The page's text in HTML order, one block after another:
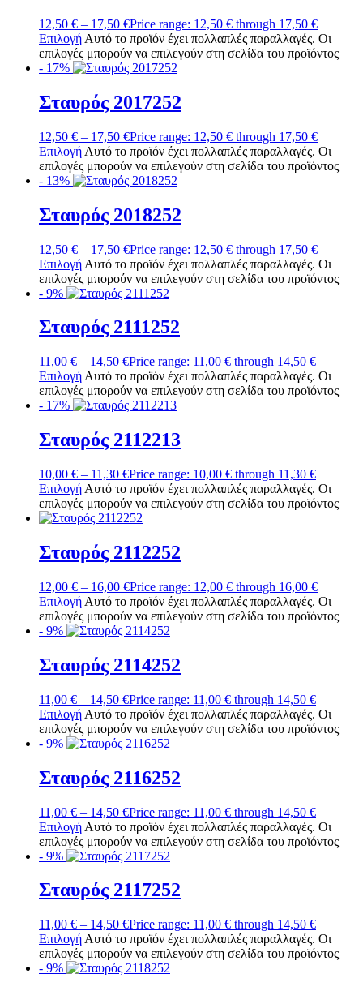
12,50 € – 17,50 €Price range: 12,50 € through 17,50 €
Επιλογή Αυτό το προϊόν έχει πολλαπλές παραλλαγές. Οι
επιλογές μπορούν να επιλεγούν στη σελίδα του προϊόντος
- 17%
Σταυρός 2017252
12,50 € – 17,50 €Price range: 12,50 € through 17,50 €
Επιλογή Αυτό το προϊόν έχει πολλαπλές παραλλαγές. Οι
επιλογές μπορούν να επιλεγούν στη σελίδα του προϊόντος
- 13%
Σταυρός 2018252
12,50 € – 17,50 €Price range: 12,50 € through 17,50 €
Επιλογή Αυτό το προϊόν έχει πολλαπλές παραλλαγές. Οι
επιλογές μπορούν να επιλεγούν στη σελίδα του προϊόντος
- 9%
Σταυρός 2111252
11,00 € – 14,50 €Price range: 11,00 € through 14,50 €
Επιλογή Αυτό το προϊόν έχει πολλαπλές παραλλαγές. Οι
επιλογές μπορούν να επιλεγούν στη σελίδα του προϊόντος
- 17%
Σταυρός 2112213
10,00 € – 11,30 €Price range: 10,00 € through 11,30 €
Επιλογή Αυτό το προϊόν έχει πολλαπλές παραλλαγές. Οι
επιλογές μπορούν να επιλεγούν στη σελίδα του προϊόντος
Σταυρός 2112252
12,00 € – 16,00 €Price range: 12,00 € through 16,00 €
Επιλογή Αυτό το προϊόν έχει πολλαπλές παραλλαγές. Οι
επιλογές μπορούν να επιλεγούν στη σελίδα του προϊόντος
- 9%
Σταυρός 2114252
11,00 € – 14,50 €Price range: 11,00 € through 14,50 €
Επιλογή Αυτό το προϊόν έχει πολλαπλές παραλλαγές. Οι
επιλογές μπορούν να επιλεγούν στη σελίδα του προϊόντος
- 9%
Σταυρός 2116252
11,00 € – 14,50 €Price range: 11,00 € through 14,50 €
Επιλογή Αυτό το προϊόν έχει πολλαπλές παραλλαγές. Οι
επιλογές μπορούν να επιλεγούν στη σελίδα του προϊόντος
- 9%
Σταυρός 2117252
11,00 € – 14,50 €Price range: 11,00 € through 14,50 €
Επιλογή Αυτό το προϊόν έχει πολλαπλές παραλλαγές. Οι
επιλογές μπορούν να επιλεγούν στη σελίδα του προϊόντος
- 9%